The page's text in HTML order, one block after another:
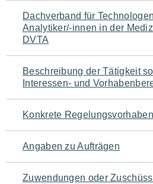
Navigation
für
den
Seiteninhalt
Dachverband für
Analytiker/-innen in der
DVTA
Beschreibung der Tätigkeit
Interessen- und
Konkrete Regelungsvorhaben
Angaben zu Aufträgen
Zuwendungen oder